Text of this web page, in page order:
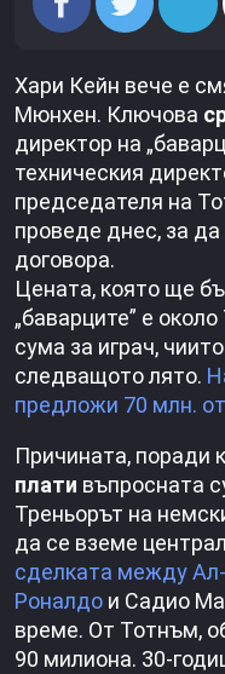
Хари Кейн вече е
Мюнхен. Ключова
директор на
техническия
председателя на
проведе днес, за
договора.
Цената, която ще
„баварците” е
сума за играч,
следващото лято.
предложи 70 млн.
Причината, поради
плати въпросната
Треньорът на
да се вземе
сделката между
Роналдо и Садио
време. От Тотнъм,
90 милиона. 30-